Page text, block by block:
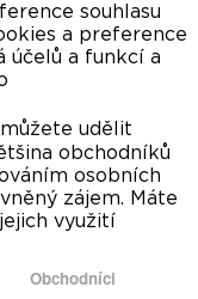
souhlasu
a preference
účelů a funkcí a
můžete udělit
obchodníků
osobních
zájem. Máte
využití
Obchodníci